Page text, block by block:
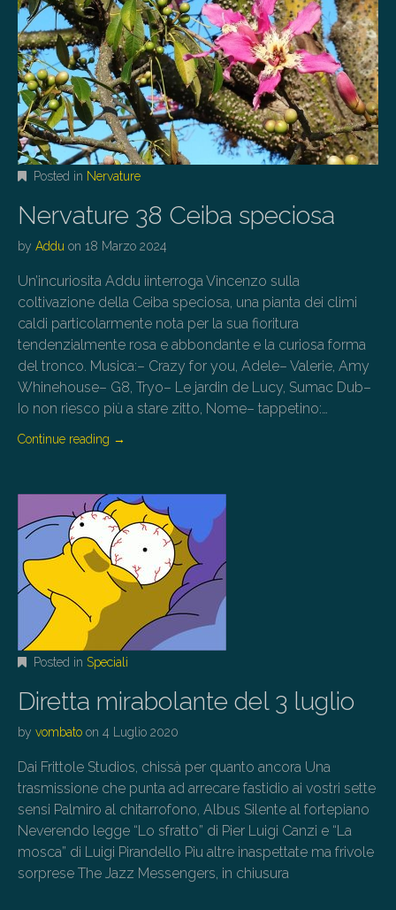
Posted in Nervature
Nervature 38 Ceiba speciosa
by Addu on 18 Marzo 2024
Un’incuriosita Addu iinterroga Vincenzo sulla
coltivazione della Ceiba speciosa, una pianta dei climi
caldi particolarmente nota per la sua fioritura
tendenzialmente rosa e abbondante e la curiosa forma
del tronco. Musica:– Crazy for you, Adele– Valerie, Amy
Whinehouse– G8, Tryo– Le jardin de Lucy, Sumac Dub–
Io non riesco più a stare zitto, Nome– tappetino:…
Continue reading →
Posted in Speciali
Diretta mirabolante del 3 luglio
by vombato on 4 Luglio 2020
Dai Frittole Studios, chissà per quanto ancora Una
trasmissione che punta ad arrecare fastidio ai vostri sette
sensi Palmiro al chitarrofono, Albus Silente al fortepiano
Neverendo legge “Lo sfratto” di Pier Luigi Canzi e “La
mosca” di Luigi Pirandello Piu altre inaspettate ma frivole
sorprese The Jazz Messengers, in chiusura